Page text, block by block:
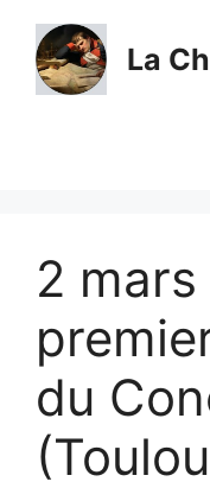
contenu
La
2
du